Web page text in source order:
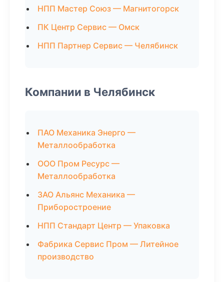
НПП Мастер Союз — Магнитогорск
ПК Центр Сервис — Омск
НПП Партнер Сервис — Челябинск
Компании в Челябинск
ПАО Механика Энерго —
Металлообработка
ООО Пром Ресурс —
Металлообработка
ЗАО Альянс Механика —
Приборостроение
НПП Стандарт Центр — Упаковка
Фабрика Сервис Пром — Литейное
производство